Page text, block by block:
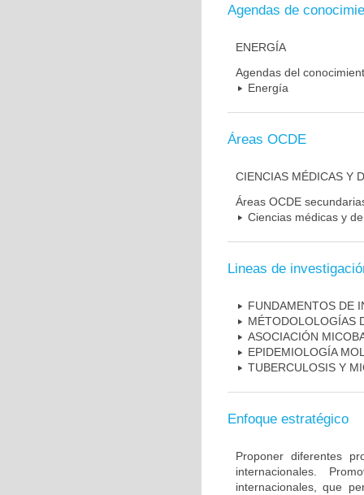
Agendas de
ENERGÍA
Agendas del
Energía
Áreas OCDE
CIENCIAS MÉDICAS Y
Áreas OCDE
Ciencias médicas y
Lineas de
FUNDAMENTOS DE
MÉTODOLOLOGÍAS
ASOCIACIÓN
EPIDEMIOLOGÍA
TUBERCULOSIS Y
Enfoque estratégico
Proponer diferentes
internacionales.
internacionales, que